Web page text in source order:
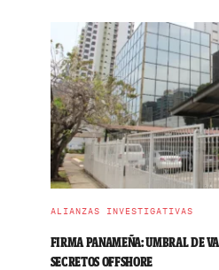
ALIANZAS INVESTIGATIVAS
FIRMA PANAMEÑA: UMBRAL DE
SECRETOS OFFSHORE